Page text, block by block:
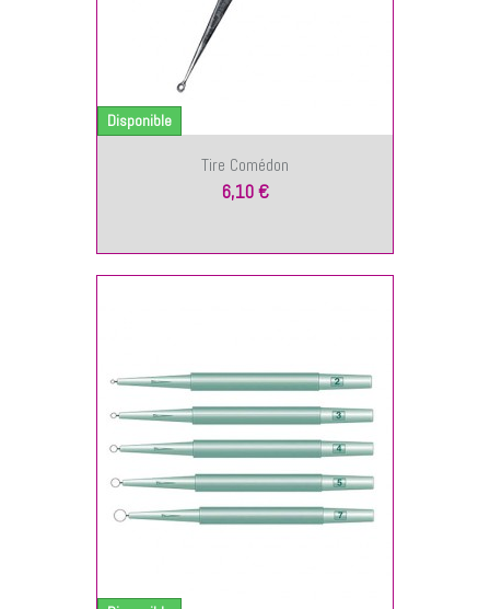
Tire Comédon
6,10 €
Disponible